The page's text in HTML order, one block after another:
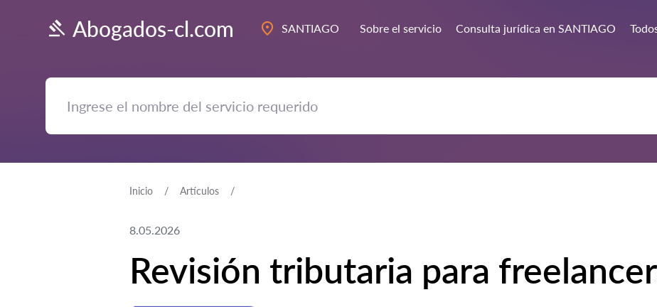
Abogados-cl.com SANTIAGO Sobre el servicio Consulta jurídica en SANTIAGO
Inicio Artículos
8.05.2026
Revisión tributaria para